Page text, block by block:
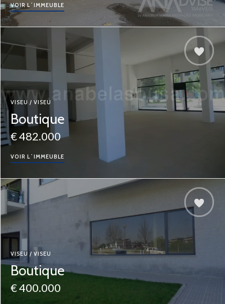
VOIR L´IMMEUBLE
VISEU / VISEU
Boutique
€ 482.000
VOIR L´IMMEUBLE
VISEU / VISEU
Boutique
€ 400.000